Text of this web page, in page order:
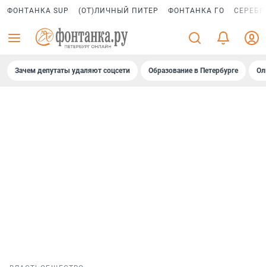
ФОНТАНКА SUP (ОТ)ЛИЧНЫЙ ПИТЕР ФОНТАНКА ГО
Зачем депутаты удаляют соцсети Образование в Петербурге